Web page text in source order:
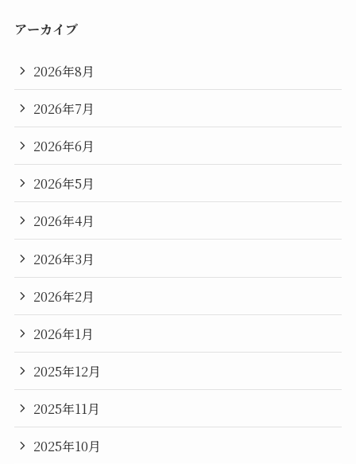
アーカイブ
2026年8月
2026年7月
2026年6月
2026年5月
2026年4月
2026年3月
2026年2月
2026年1月
2025年12月
2025年11月
2025年10月